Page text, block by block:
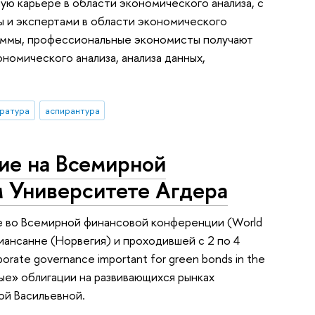
и экспертами в области экономического
профессиональные экономисты получают
анализа, анализа данных,
аспирантура
на Всемирной
Агдера
во Всемирной финансовой конференции (World
(Норвегия) и проходившей с 2 по 4
governance important for green bonds in the
облигации на развивающихся рынках
Васильевной.